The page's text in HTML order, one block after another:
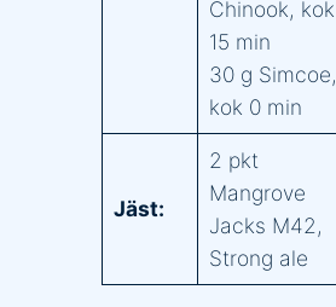
Chinook, kok
15 min
30 g Simcoe,
kok 0 min
Jäst:
2 pkt
Mangrove
Jacks M42,
Strong ale